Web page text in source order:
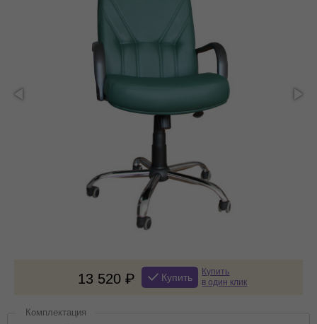
13 520 Купить
Купить
в один клик
Комплектация